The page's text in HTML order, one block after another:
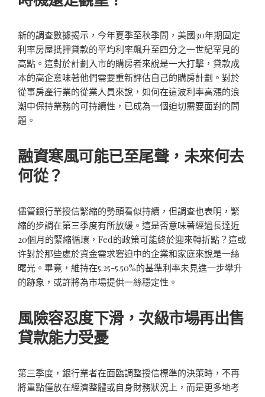
新的調查數據揭示，今年夏季至秋季間，美國30年期固定
利率房屋抵押貸款的平均利率飆升至四分之一世紀罕見的
高點。這對於計劃入市的購房者來說是一大打擊，貸款成
本的高企意味著他們需要重新評估自己的購房計劃。對於
從事房產行業的從業人員來說，如何在這波利率高漲的浪
潮中保持業務的可持續性，已成為一個迫切需要面對的問
題。
融資寒風可能已至尾聲，未來何去
何從？
儘管銀行業授信緊縮的勢頭看似持續，但調查也表明，緊
縮的步調在第三季度有所放緩。這是否意味著經過長達近
20個月的緊縮循環，Fed的政策可能終於迎來轉折點？這或
许對於那些處於資金需求窘迫中的企業和家庭來說是一絲
曙光。畢竟，維持在5.25-5.50%的基準利率未見進一步攀升
的跡象，或許將為市場提供一絲穩定性。
風險容忍度下滑，次級市場再出售
貸款能力受憂
第三季度，銀行業者在面臨調整授信標準的決策時，不再
將重點僅放在經濟整體或自身財務狀況上，而是更多地考